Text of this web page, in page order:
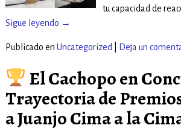
tu capacidad de
Sigue leyendo →
Publicado en Uncategorized Deja un
El Cachopo en
Trayectoria de
a Juanjo Cima a la